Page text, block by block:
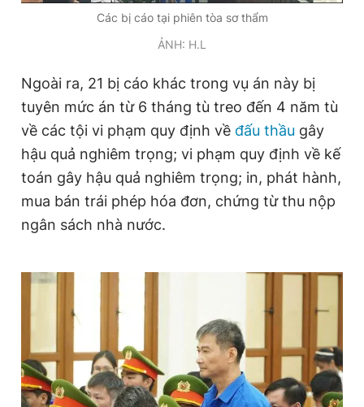
Các bị cáo tại phiên tòa sơ thẩm
ẢNH: H.L
Ngoài ra, 21 bị cáo khác trong vụ án này bị
tuyên mức án từ 6 tháng tù treo đến 4 năm tù
về các tội vi phạm quy định về đấu thầu gây
hậu quả nghiêm trọng; vi phạm quy định về kế
toán gây hậu quả nghiêm trọng; in, phát hành,
mua bán trái phép hóa đơn, chứng từ thu nộp
ngân sách nhà nước.